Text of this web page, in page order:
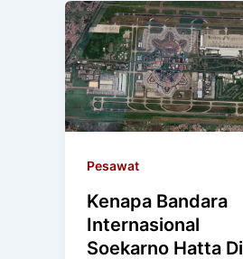
Pesawat
Kenapa Bandara
Internasional
Soekarno Hatta Di